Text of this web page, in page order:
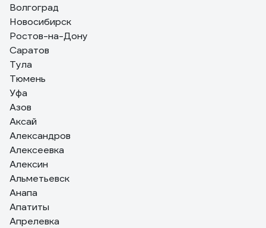
Волгоград
Новосибирск
Ростов-на-Дону
Саратов
Тула
Тюмень
Уфа
Азов
Аксай
Александров
Алексеевка
Алексин
Альметьевск
Анапа
Апатиты
Апрелевка